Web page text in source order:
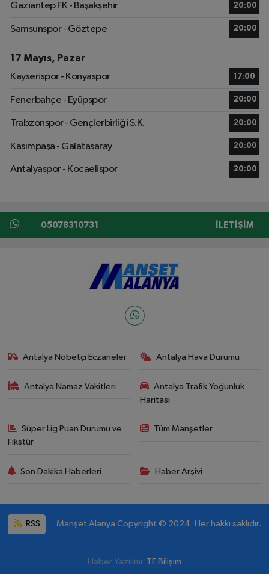
Gaziantep FK - Başakşehir 20:00
Samsunspor - Göztepe 20:00
17 Mayıs, Pazar
Kayserispor - Konyaspor
17:00
Fenerbahçe - Eyüpspor 20:00
Trabzonspor - Gençlerbirliği S.K. 20:00
Kasımpaşa - Galatasaray 20:00
Antalyaspor - Kocaelispor 20:00
05078310731 İLETIŞIM
Antalya Nöbetçi Eczaneler Antalya Hava Durumu
Antalya Namaz Vakitleri
Antalya Trafik Yoğunluk
Haritası
Süper Lig Puan Durumu ve
Fikstür
Tüm Manşetler
Son Dakika Haberleri Haber Arşivi
RSS Manşet Alanya Copyright © 2024. Her hakkı saklıdır.
Haber Yazılımı: TE Bilişim